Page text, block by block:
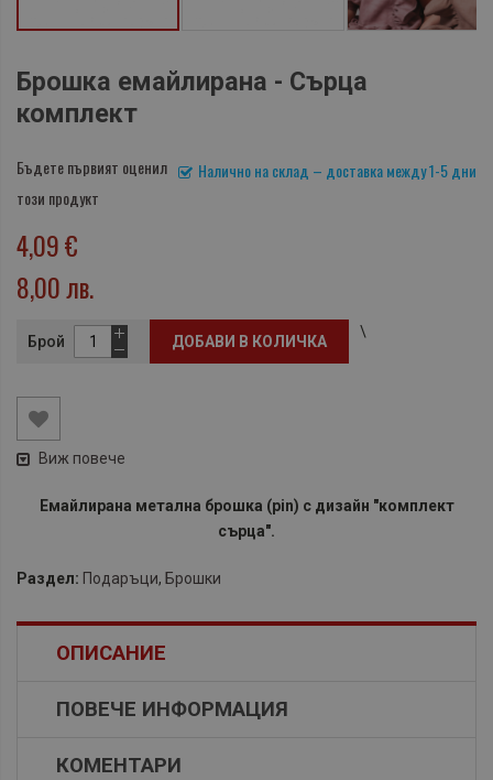
Брошка емайлирана - Сърца
комплект
Налично на склад – доставка между 1-5 дни
Бъдете първият оценил
този продукт
4,09 €
8,00 лв.
Брой ДОБАВИ В КОЛИЧКА
\
Виж повече
Емайлирана метална брошка (pin) с дизайн "комплект
сърца".
Раздел: Подаръци, Брошки
ОПИСАНИЕ
ПОВЕЧЕ ИНФОРМАЦИЯ
КОМЕНТАРИ